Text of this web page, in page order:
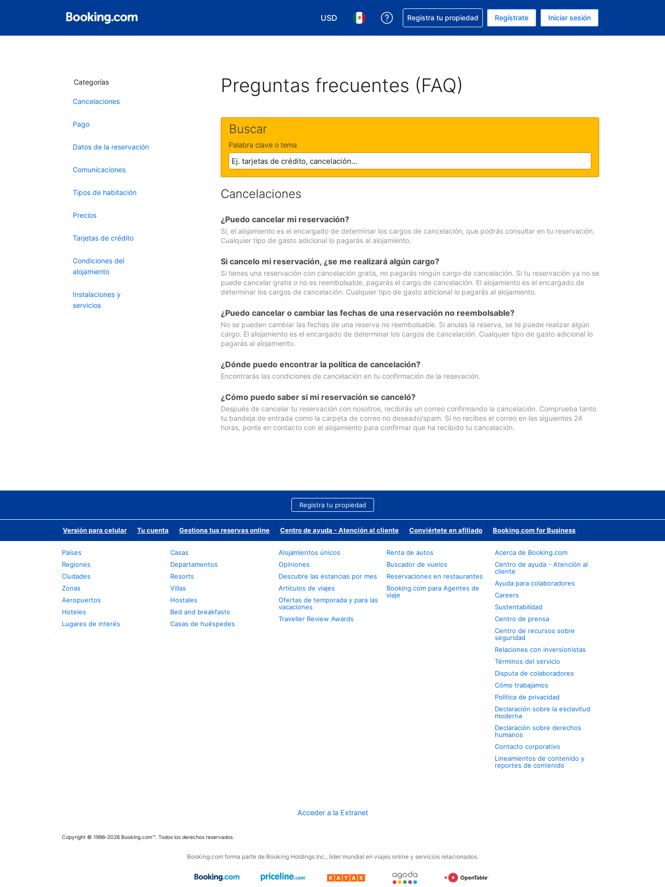
USD
Elegir tu moneda. Tu moneda actual es Dólar de EEUU
Elegir el idioma que prefieres. Tu idioma actual es Español (México)
Obtener ayuda con la reservación
Registra tu propiedad Regístrate Iniciar sesión
Categorías
Cancelaciones
Pago
Datos de la reservación
Comunicaciones
Tipos de habitación
Precios
Tarjetas de crédito
Condiciones del
alojamiento
Instalaciones y
servicios
Preguntas frecuentes (FAQ)
Buscar
Palabra clave o tema
Cancelaciones
¿Puedo cancelar mi reservación?
Sí, el alojamiento es el encargado de determinar los cargos de cancelación, que podrás consultar en tu reservación.
Cualquier tipo de gasto adicional lo pagarás al alojamiento.
Si cancelo mi reservación, ¿se me realizará algún cargo?
Si tienes una reservación con cancelación gratis, no pagarás ningún cargo de cancelación. Si tu reservación ya no se
puede cancelar gratis o no es reembolsable, pagarás el cargo de cancelación. El alojamiento es el encargado de
determinar los cargos de cancelación. Cualquier tipo de gasto adicional lo pagarás al alojamiento.
¿Puedo cancelar o cambiar las fechas de una reservación no reembolsable?
No se pueden cambiar las fechas de una reserva no reembolsable. Si anulas la reserva, se te puede realizar algún
cargo. El alojamiento es el encargado de determinar los cargos de cancelación. Cualquier tipo de gasto adicional lo
pagarás al alojamiento.
¿Dónde puedo encontrar la política de cancelación?
Encontrarás las condiciones de cancelación en tu confirmación de la resevación.
¿Cómo puedo saber si mi reservación se canceló?
Después de cancelar tu reservación con nosotros, recibirás un correo confirmando la cancelación. Comprueba tanto
tu bandeja de entrada como la carpeta de correo no deseado/spam. Si no recibes el correo en las siguientes 24
horas, ponte en contacto con el alojamiento para confirmar que ha recibido tu cancelación.
Registra tu propiedad
Versión para celular Tu cuenta Gestiona tus reservas online Centro de ayuda - Atención al cliente Conviértete en afiliado Booking.com for Business
Países
Regiones
Ciudades
Zonas
Aeropuertos
Hoteles
Lugares de interés
Casas
Departamentos
Resorts
Villas
Hostales
Bed and breakfasts
Casas de huéspedes
Alojamientos únicos
Opiniones
Descubre las estancias por mes
Artículos de viajes
Ofertas de temporada y para las
vacaciones
Traveller Review Awards
Renta de autos
Buscador de vuelos
Reservaciones en restaurantes
Booking.com para Agentes de
viaje
Acerca de Booking.com
Centro de ayuda - Atención al
cliente
Ayuda para colaboradores
Careers
Sustentabilidad
Centro de prensa
Centro de recursos sobre
seguridad
Relaciones con inversionistas
Términos del servicio
Disputa de colaboradores
Cómo trabajamos
Política de privacidad
Declaración sobre la esclavitud
moderna
Declaración sobre derechos
humanos
Contacto corporativo
Lineamientos de contenido y
reportes de contenido
Acceder a la Extranet
Copyright © 1996–2026 Booking.com™. Todos los derechos reservados.
Booking.com forma parte de Booking Holdings Inc., líder mundial en viajes online y servicios relacionados.